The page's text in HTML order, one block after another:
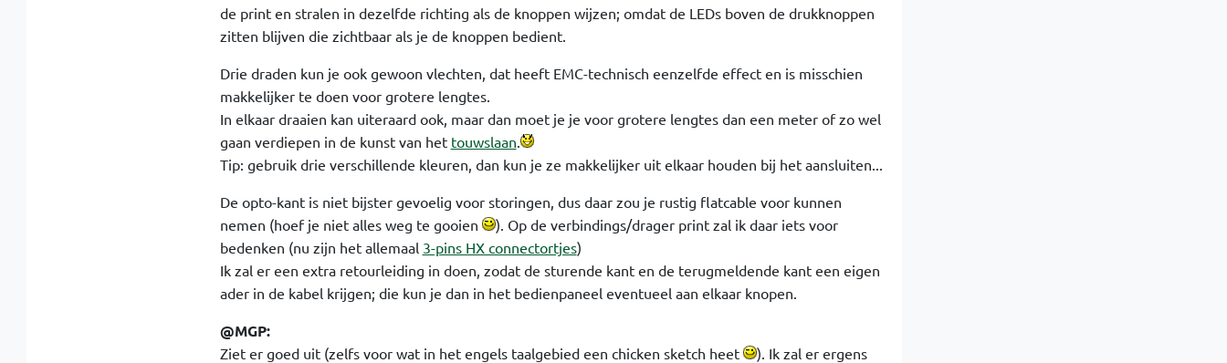
de print en stralen in dezelfde richting als de knoppen wijzen; omdat de LEDs boven de drukknoppen
zitten blijven die zichtbaar als je de knoppen bedient.
Drie draden kun je ook gewoon vlechten, dat heeft EMC-technisch eenzelfde effect en is misschien
makkelijker te doen voor grotere lengtes.
In elkaar draaien kan uiteraard ook, maar dan moet je je voor grotere lengtes dan een meter of zo wel
gaan verdiepen in de kunst van het touwslaan.
Tip: gebruik drie verschillende kleuren, dan kun je ze makkelijker uit elkaar houden bij het aansluiten...
De opto-kant is niet bijster gevoelig voor storingen, dus daar zou je rustig flatcable voor kunnen
nemen (hoef je niet alles weg te gooien
). Op de verbindings/drager print zal ik daar iets voor
bedenken (nu zijn het allemaal 3-pins HX connectortjes)
Ik zal er een extra retourleiding in doen, zodat de sturende kant en de terugmeldende kant een eigen
ader in de kabel krijgen; die kun je dan in het bedienpaneel eventueel aan elkaar knopen.
@MGP:
Ziet er goed uit (zelfs voor wat in het engels taalgebied een chicken sketch heet
). Ik zal er ergens